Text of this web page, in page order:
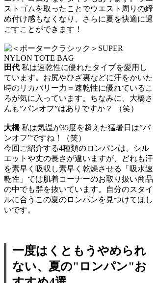
ストゴムを取ったことでウエスト周りの締
め付け感もなくなり、さらに夏を快適に過
ごすことができます！
田代 私は速乾性に優れたタイプを愛用し
ています。お尻やひざ裏などに汗をかいた
時のリカバリー力＝速乾性に優れているこ
ろが気に入っています。ちなみに、大橋さ
んも”パンオフ”はありですか？ （笑）
大橋私は気温が35度を超えた猛暑日は”パ
ンオフ”ですね！（笑）
今回ご紹介する4種類のロンパンは、シル
エットや丈の長さが違いますが、どれも汗
を素早く吸収し素早く乾燥させる「吸水速
乾性」では肌着コーナーのお取り扱い商品
の中でも群を抜いています。自分のスタイ
ルに合うこの夏のロンパンを見つけてほし
いです。
一度はくともうやめられ
ない、夏の"ロンパン"お